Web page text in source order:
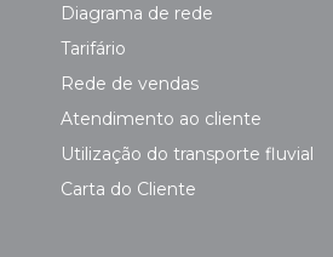
Diagrama de rede
Tarifário
Rede de vendas
Atendimento ao cliente
Utilização do transporte fluvial
Carta do Cliente